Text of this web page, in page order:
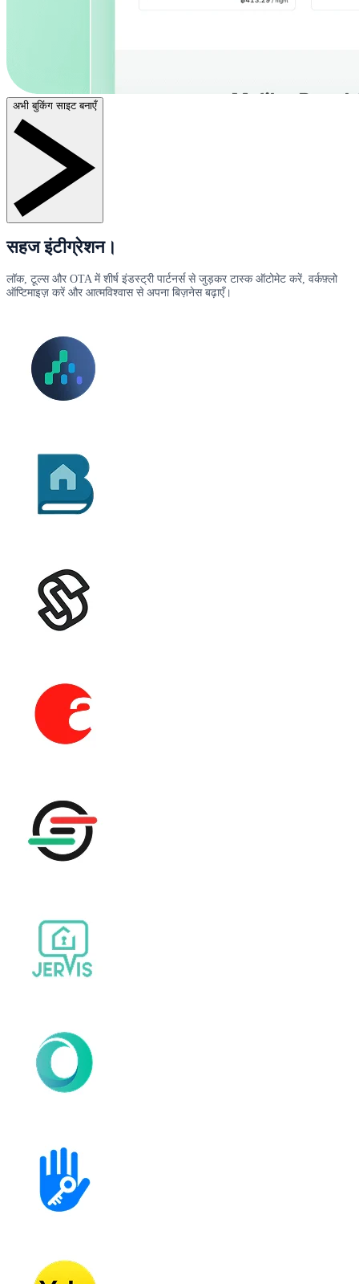
अभी बुकिंग साइट बनाएँ
सहज इंटीग्रेशन।
लॉक, टूल्स और OTA में शीर्ष इंडस्ट्री पार्टनर्स से जुड़कर टास्क ऑटोमेट करें, वर्कफ़्लो
ऑप्टिमाइज़ करें और आत्मविश्वास से अपना बिज़नेस बढ़ाएँ।